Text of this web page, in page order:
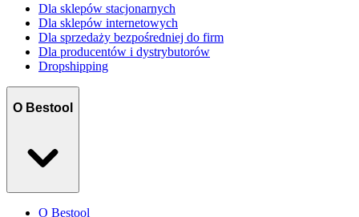
Dla sklepów stacjonarnych
Dla sklepów internetowych
Dla sprzedaży bezpośredniej do firm
Dla producentów i dystrybutorów
Dropshipping
O Bestool
O Bestool